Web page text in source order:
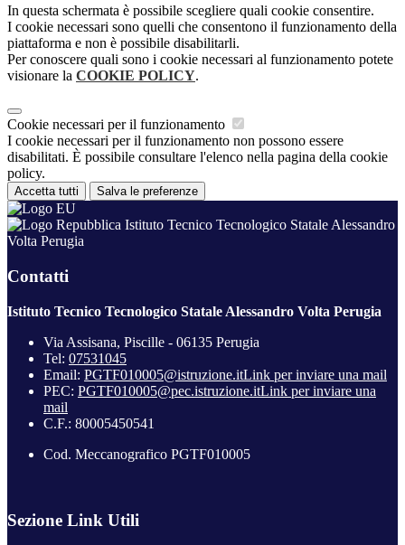
In questa schermata è possibile scegliere quali cookie consentire.
I cookie necessari sono quelli che consentono il funzionamento della
piattaforma e non è possibile disabilitarli.
Per conoscere quali sono i cookie necessari al funzionamento potete
visionare la COOKIE POLICY.
Cookie necessari per il funzionamento
I cookie necessari per il funzionamento non possono essere
disabilitati. È possibile consultare l'elenco nella pagina della cookie
policy.
Accetta tutti Salva le preferenze
Istituto Tecnico Tecnologico Statale Alessandro
Volta Perugia
Contatti
Istituto Tecnico Tecnologico Statale Alessandro Volta Perugia
Via Assisana, Piscille - 06135 Perugia
Tel: 07531045
Email: PGTF010005@istruzione.itLink per inviare una mail
PEC: PGTF010005@pec.istruzione.itLink per inviare una
mail
C.F.: 80005450541
Cod. Meccanografico PGTF010005
Sezione Link Utili